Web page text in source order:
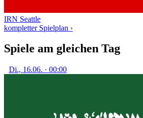
IRN Seattle
kompletter Spielplan ›
Spiele am gleichen Tag
Di., 16.06. · 00:00